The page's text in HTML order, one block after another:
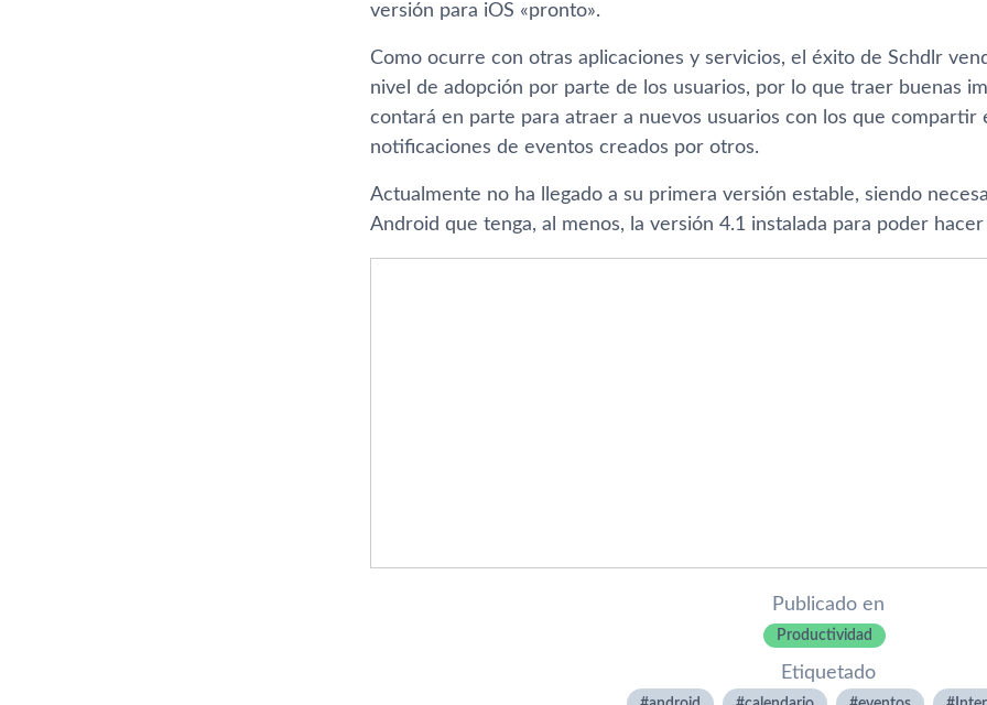
versión para iOS «pronto».
Como ocurre con otras aplicaciones y servicios, el éxito de Schdlr
nivel de adopción por parte de los usuarios, por lo que traer buenas
contará en parte para atraer a nuevos usuarios con los que
notificaciones de eventos creados por otros.
Actualmente no ha llegado a su primera versión estable, siendo
Android que tenga, al menos, la versión 4.1 instalada para poder
Publicado en
Productividad
Etiquetado